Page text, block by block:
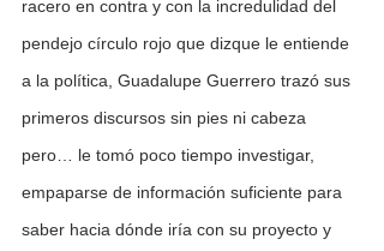
racero en contra y con la incredulidad del
pendejo círculo rojo que dizque le entiende
a la política, Guadalupe Guerrero trazó sus
primeros discursos sin pies ni cabeza
pero… le tomó poco tiempo investigar,
empaparse de información suficiente para
saber hacia dónde iría con su proyecto y